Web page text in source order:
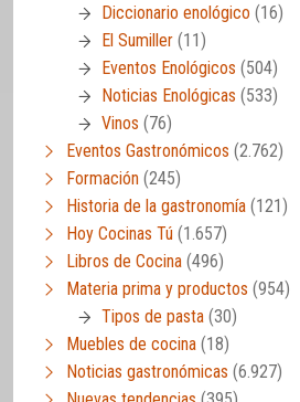
Diccionario enológico (16)
El Sumiller (11)
Eventos Enológicos (504)
Noticias Enológicas (533)
Vinos (76)
Eventos Gastronómicos (2.762)
Formación (245)
Historia de la gastronomía (121)
Hoy Cocinas Tú (1.657)
Libros de Cocina (496)
Materia prima y productos (954)
Tipos de pasta (30)
Muebles de cocina (18)
Noticias gastronómicas (6.927)